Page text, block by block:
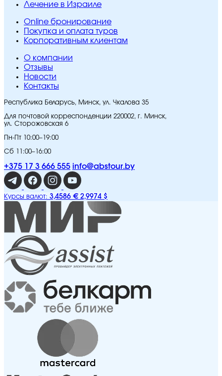
Лечение в Израиле
Online бронирование
Покупка и оплата туров
Корпоративным клиентам
O компании
Отзывы
Новости
Контакты
Республика Беларусь, Минск, ул. Чкалова 35
Для почтовой корреспонденции 220002, г. Минск,
ул. Сторожовская 6
Пн-Пт 10:00–19:00
Сб 11:00–16:00
+375 17 3 666 555 info@abstour.by
Курсы валют: 3,4586 € 2,9974 $